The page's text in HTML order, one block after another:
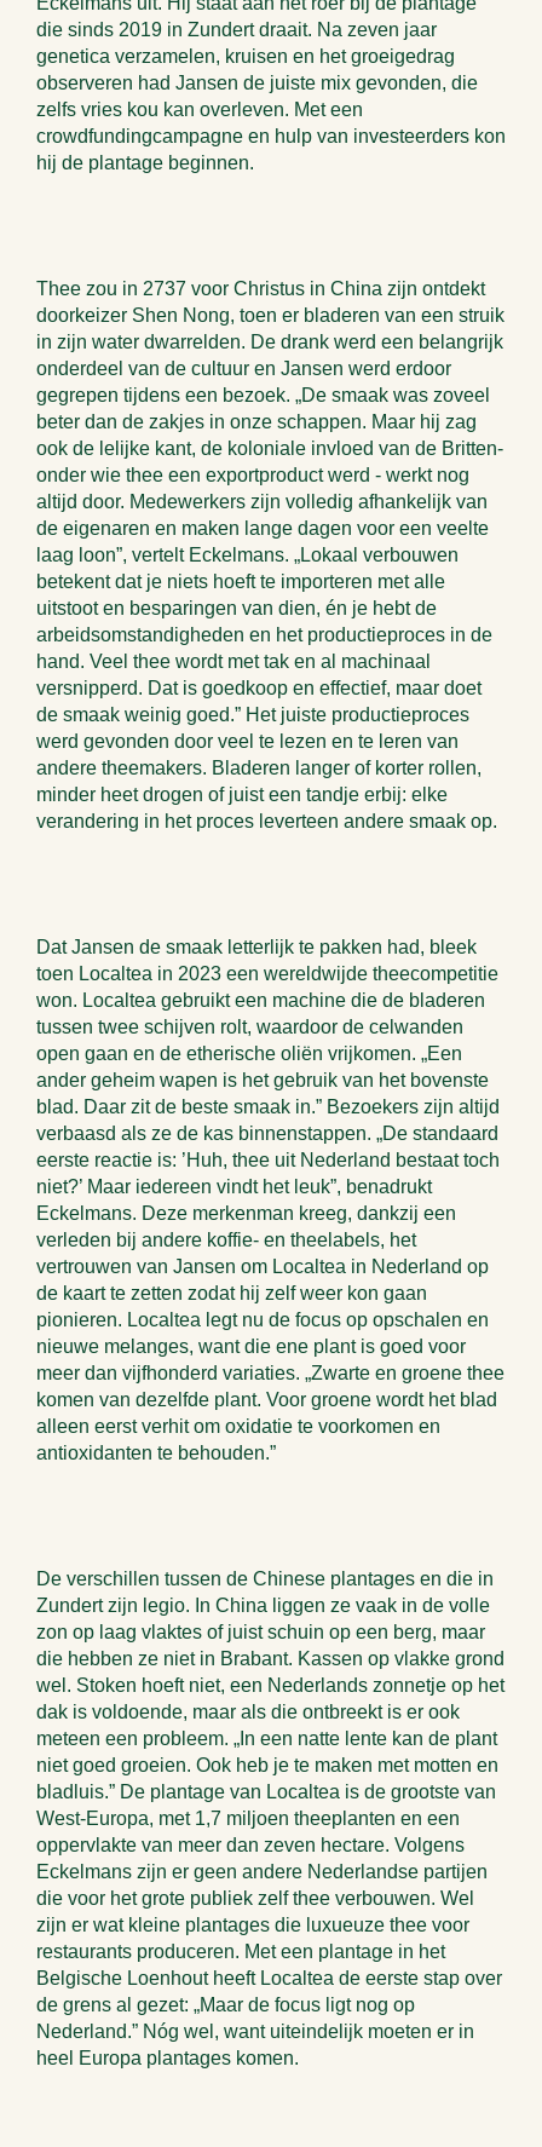
die sinds 2019 in Zundert draait. Na zeven jaar
genetica verzamelen, kruisen en het groeigedrag
observeren had Jansen de juiste mix gevonden, die
zelfs vries kou kan overleven. Met een
crowdfundingcampagne en hulp van investeerders kon
hij de plantage beginnen.
Thee zou in 2737 voor Christus in China zijn ontdekt
doorkeizer Shen Nong, toen er bladeren van een struik
in zijn water dwarrelden. De drank werd een belangrijk
onderdeel van de cultuur en Jansen werd erdoor
gegrepen tijdens een bezoek. „De smaak was zoveel
beter dan de zakjes in onze schappen. Maar hij zag
ook de lelijke kant, de koloniale invloed van de Britten-
onder wie thee een exportproduct werd - werkt nog
altijd door. Medewerkers zijn volledig afhankelijk van
de eigenaren en maken lange dagen voor een veelte
laag loon”, vertelt Eckelmans. „Lokaal verbouwen
betekent dat je niets hoeft te importeren met alle
uitstoot en besparingen van dien, én je hebt de
arbeidsomstandigheden en het productieproces in de
hand. Veel thee wordt met tak en al machinaal
versnipperd. Dat is goedkoop en effectief, maar doet
de smaak weinig goed.” Het juiste productieproces
werd gevonden door veel te lezen en te leren van
andere theemakers. Bladeren langer of korter rollen,
minder heet drogen of juist een tandje erbij: elke
verandering in het proces leverteen andere smaak op.
Dat Jansen de smaak letterlijk te pakken had, bleek
toen Localtea in 2023 een wereldwijde theecompetitie
won. Localtea gebruikt een machine die de bladeren
tussen twee schijven rolt, waardoor de celwanden
open gaan en de etherische oliën vrijkomen. „Een
ander geheim wapen is het gebruik van het bovenste
blad. Daar zit de beste smaak in.” Bezoekers zijn altijd
verbaasd als ze de kas binnenstappen. „De standaard
eerste reactie is: ’Huh, thee uit Nederland bestaat toch
niet?’ Maar iedereen vindt het leuk”, benadrukt
Eckelmans. Deze merkenman kreeg, dankzij een
verleden bij andere koffie- en theelabels, het
vertrouwen van Jansen om Localtea in Nederland op
de kaart te zetten zodat hij zelf weer kon gaan
pionieren. Localtea legt nu de focus op opschalen en
nieuwe melanges, want die ene plant is goed voor
meer dan vijfhonderd variaties. „Zwarte en groene thee
komen van dezelfde plant. Voor groene wordt het blad
alleen eerst verhit om oxidatie te voorkomen en
antioxidanten te behouden.”
De verschillen tussen de Chinese plantages en die in
Zundert zijn legio. In China liggen ze vaak in de volle
zon op laag vlaktes of juist schuin op een berg, maar
die hebben ze niet in Brabant. Kassen op vlakke grond
wel. Stoken hoeft niet, een Nederlands zonnetje op het
dak is voldoende, maar als die ontbreekt is er ook
meteen een probleem. „In een natte lente kan de plant
niet goed groeien. Ook heb je te maken met motten en
bladluis.” De plantage van Localtea is de grootste van
West-Europa, met 1,7 miljoen theeplanten en een
oppervlakte van meer dan zeven hectare. Volgens
Eckelmans zijn er geen andere Nederlandse partijen
die voor het grote publiek zelf thee verbouwen. Wel
zijn er wat kleine plantages die luxueuze thee voor
restaurants produceren. Met een plantage in het
Belgische Loenhout heeft Localtea de eerste stap over
de grens al gezet: „Maar de focus ligt nog op
Nederland.” Nóg wel, want uiteindelijk moeten er in
heel Europa plantages komen.